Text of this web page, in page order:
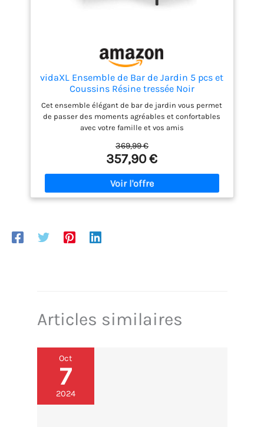
vidaXL Ensemble de Bar de Jardin 5 pcs et
Coussins Résine tressée Noir
Cet ensemble élégant de bar de jardin vous permet
de passer des moments agréables et confortables
avec votre famille et vos amis
369,99 €
357,90 €
Articles similaires
Oct
7
2024